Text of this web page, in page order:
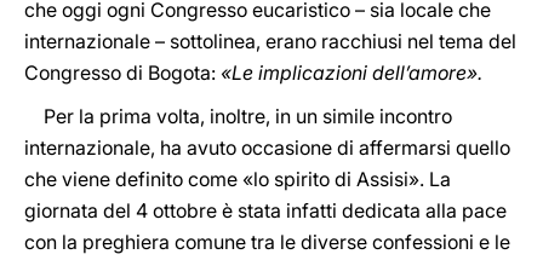
che oggi ogni Congresso eucaristico – sia locale che
internazionale – sottolinea, erano racchiusi nel tema del
Congresso di Bogota: «Le implicazioni dell’amore».
Per la prima volta, inoltre, in un simile incontro
internazionale, ha avuto occasione di affermarsi quello
che viene definito come «lo spirito di Assisi». La
giornata del 4 ottobre è stata infatti dedicata alla pace
con la preghiera comune tra le diverse confessioni e le